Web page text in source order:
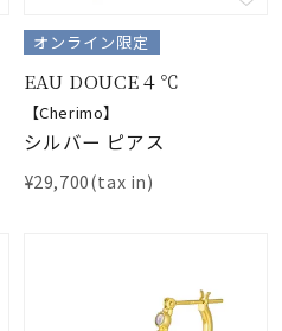
オンライン限定
EAU DOUCE４℃
【Cherimo】
シルバー ピアス
¥29,700(tax in)